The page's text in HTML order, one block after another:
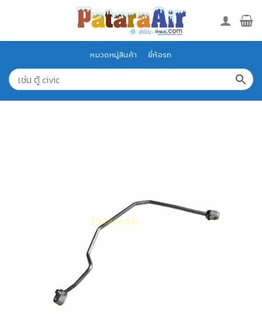
หมวดหมู่สินค้า ยี่ห้อรถ